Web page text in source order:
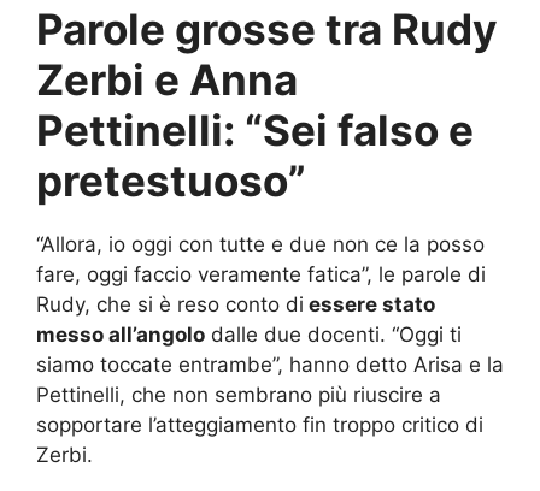
Parole grosse tra Rudy
Zerbi e Anna
Pettinelli: “Sei falso e
pretestuoso”
“Allora, io oggi con tutte e due non ce la posso
fare, oggi faccio veramente fatica”, le parole di
Rudy, che si è reso conto di essere stato
messo all’angolo dalle due docenti. “Oggi ti
siamo toccate entrambe”, hanno detto Arisa e la
Pettinelli, che non sembrano più riuscire a
sopportare l’atteggiamento fin troppo critico di
Zerbi.